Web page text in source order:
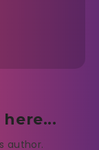
author.